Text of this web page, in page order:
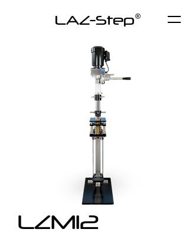
LAZ-Step
LZM12